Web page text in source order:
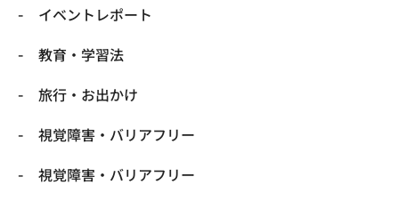
​イベントレポート
​教育・学習法
​旅行・お出かけ
​視覚障害・バリアフリー
​視覚障害・バリアフリー